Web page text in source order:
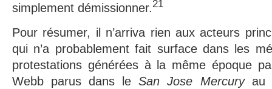
simplement démissionner.21
Pour résumer, il n’arriva rien aux acteurs
qui n’a probablement fait surface dans les
protestations générées à la même époque
Webb parus dans leSan Jose Mercury au